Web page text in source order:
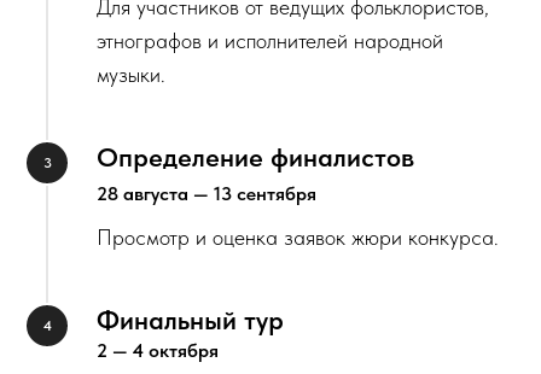
Для участников от ведущих фольклористов,
этнографов и исполнителей народной
музыки.
Определение финалистов
28 августа — 13 сентября
Просмотр и оценка заявок жюри конкурса.
Финальный тур
2 — 4 октября